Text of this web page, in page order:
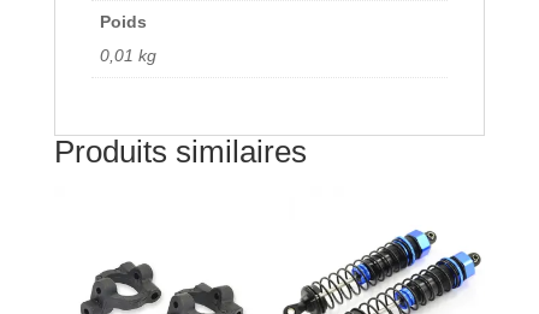
Poids
0,01 kg
Produits similaires